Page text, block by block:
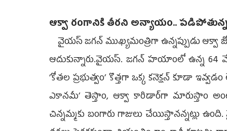
ఆక్వా రంగానికి తీరని అన్యాయం..
వైయస్‌ జగన్‌ ముఖ్యమంత్రిగా ఉన్నప్పుడు ఆక్వా
ఆదుకున్నారు.వైయస్‌. జగన్‌ హయాంలో ఉన్న 64 వేల
’కోతల ప్రభుత్వం’ కొత్తగా ఒక్క కనెక్షన్‌ కూడా
ఎకానమీ’ తెస్తాం, ఆక్వా కారిడార్‌గా మారుస్తాం
చిన్నమ్మకు బంగారు గాజులు